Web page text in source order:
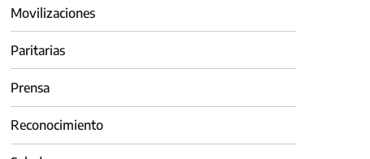
Movilizaciones
Paritarias
Prensa
Reconocimiento